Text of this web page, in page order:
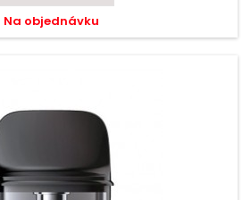
Na objednávku